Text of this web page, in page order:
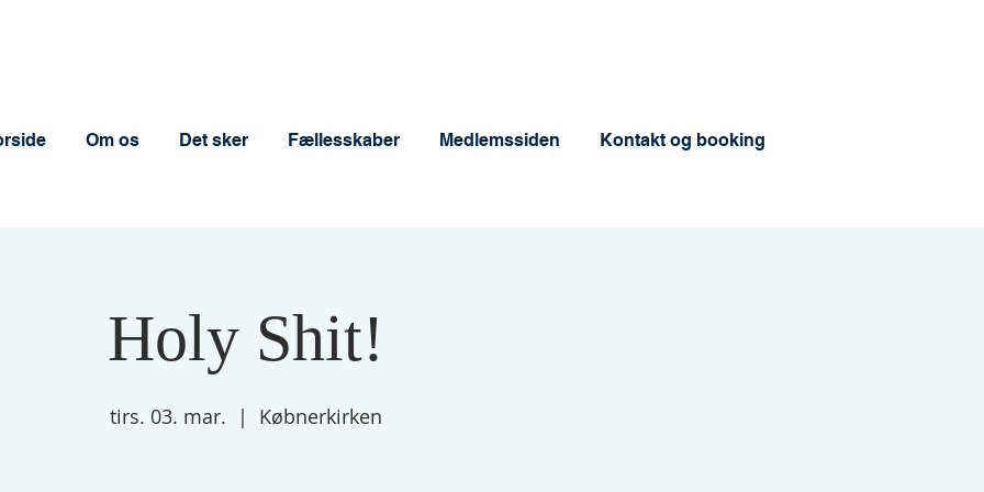
Om os Det sker Fællesskaber Medlemssiden Kontakt og booking
Holy Shit!
tirs. 03. mar.
  |
Købnerkirken